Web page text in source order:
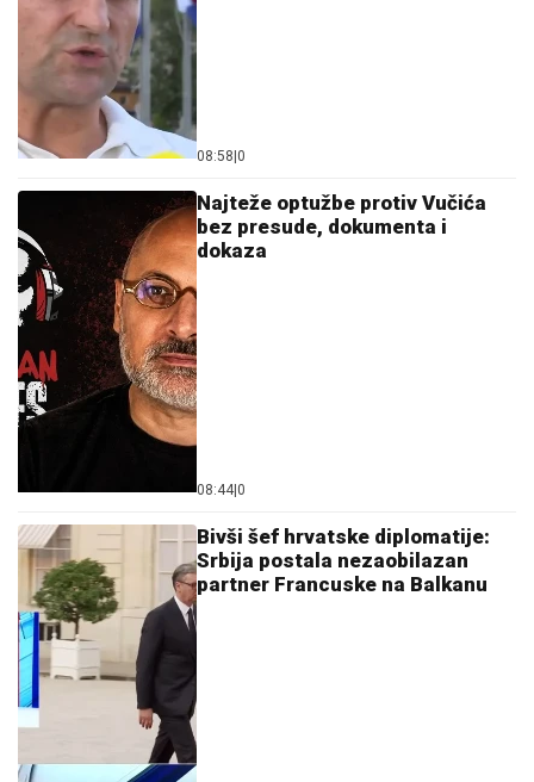
08:58|0
Najteže optužbe protiv Vučića
bez presude, dokumenta i
dokaza
08:44|0
Bivši šef hrvatske diplomatije:
Srbija postala nezaobilazan
partner Francuske na Balkanu